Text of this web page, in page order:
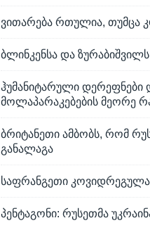
ვითარება რთულია, თუმცა
ბლინკენსა და
ჰუმანიტარული
მოლაპარაკებების მეორე
ბრიტანეთი ამბობს, რომ
განალაგა
საფრანგეთი
პენტაგონი: რუსეთმა